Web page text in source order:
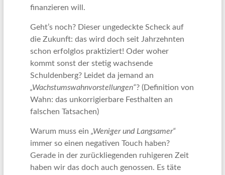
finanzieren will.
Geht’s noch? Dieser ungedeckte Scheck auf
die Zukunft: das wird doch seit Jahrzehnten
schon erfolglos praktiziert! Oder woher
kommt sonst der stetig wachsende
Schuldenberg? Leidet da jemand an
„Wachstumswahnvorstellungen“? (Definition von
Wahn: das unkorrigierbare Festhalten an
falschen Tatsachen)
Warum muss ein „Weniger und Langsamer“
immer so einen negativen Touch haben?
Gerade in der zurückliegenden ruhigeren Zeit
haben wir das doch auch genossen. Es täte